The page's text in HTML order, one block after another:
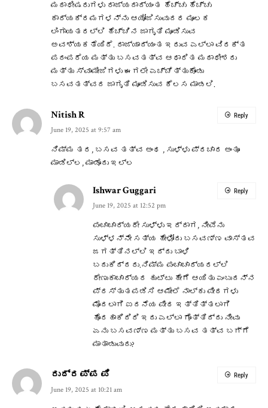
ಮಠಾಧೀಷರುಗಳು ರಾಜ್ಯದಾದ್ಯಂತ ಹೆಚ್ಚು ಹೆಚ್ಚು
ಕಾರ್ಯಕ್ರಮಗಳನ್ನು ಆಯೋಜಿಸುವುದರ ಮೂಲಕ
ಲಿಂಗಾಯತರಲ್ಲಿ ಹೆಚ್ಚಿನ ಜಾಗೃತಿ ಮೂಡಿಸುವ
ಅವಶ್ಯಕತೆಯಿದೆ. ರಾಜ್ಯಾದ್ಯಂತ ಇರುವ ಎಲ್ಲಾ ವಿರಕ್ತ
ಪರಂಪರೆಯ ಮತ್ತು ಬಸವತತ್ವ ಆಧಾರಿತ ಮಠಾಧೀಶರು
ಮತ್ತು ಸ್ವಾಮೀಜಿಗಳು ಈಗಲೇ ಎಚ್ಚೆತ್ತುಕೊಂಡು
ಬಸವತತ್ವದ ಜಾಗೃತಿ ಮೂಡಿಸುವ ಕೆಲಸ ಮಾಡಲಿ.
Nitish R
June 19, 2025 at 9:57 am
ನಿಮ್ಮ ತರ, ಬಸವ ತತ್ವ ಅಂಥ , ಸುಳ್ಳು ಪ್ರಚಾರ ಅಂತೂ
ಮಾಡಿಲ್ಲ, ಮಾಡೊದು ಇಲ್ಲ
Reply
Ishwar Guggari
June 19, 2025 at 12:52 pm
ಪಂಚಾಚಾರ್ಯರೇ ಸುಳ್ಳು ಇದ್ದಾಗ, ನೀವೆನು
ಸುಳ್ಳನ್ನೇ ಸತ್ಯ ಹೇಳೋದು ಬಸವಣ್ಣ ವಾಸ್ತವ
ಜಗತ್ತಿನಲ್ಲಿ ಇದ್ದು ಬಾಳಿ
ಬದುಕಿದ್ದರು.ನಿಮ್ಮ ಪಂಚಾಚಾರ್ಯರಲ್ಲಿ
ರೇಣುಕಾಚಾರ್ಯರ ಹುಟ್ಟು ಹೇಗೆ ಆಯಿತು ಎಂಬುದನ್ನ
ಪ್ರಸ್ತುತಪಡಿಸಿ ಆಮೇಲೆ ನಾಲ್ಕು ಪೀಠಗಳು
ಮೊದಲಾಗಿ ಐದನೆಯ ಪೀಠ ಇತ್ತಿತ್ತಲಾಗಿ
ಹೊರಹಾಕಿದಿರಿ ಇದು ಎಲ್ಲಾ ಗೊತ್ತಿದ್ದು ನೀವು
ಏನು ಬಸವಣ್ಣ ಮತ್ತು ಬಸವ ತತ್ವ ಬಗ್ಗೆ
ಮಾತಾಡುವುದು?
Reply
ರುದ್ರಪ್ಪ ಪಿ
June 19, 2025 at 10:21 am
Reply